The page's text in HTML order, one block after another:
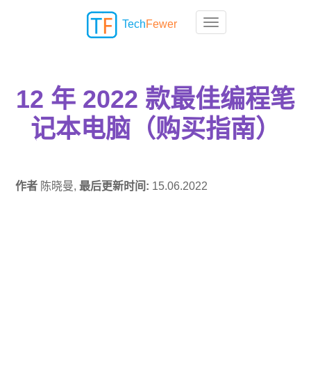
Toggle navigation
TechFewer
12 年 2022 款最佳编程笔
记本电脑（购买指南）
作者 陈晓曼,最后更新时间: 15.06.2022